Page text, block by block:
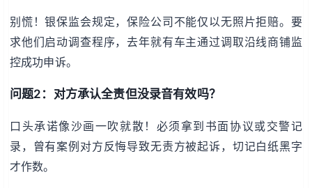
别慌！银保监会规定，保险公司不能仅以无照片拒赔。要
求他们启动调查程序，去年就有车主通过调取沿线商铺监
控成功申诉。
问题2：对方承认全责但没录音有效吗？
口头承诺像沙画一吹就散！必须拿到书面协议或交警记
录，曾有案例对方反悔导致无责方被起诉，切记白纸黑字
才作数。